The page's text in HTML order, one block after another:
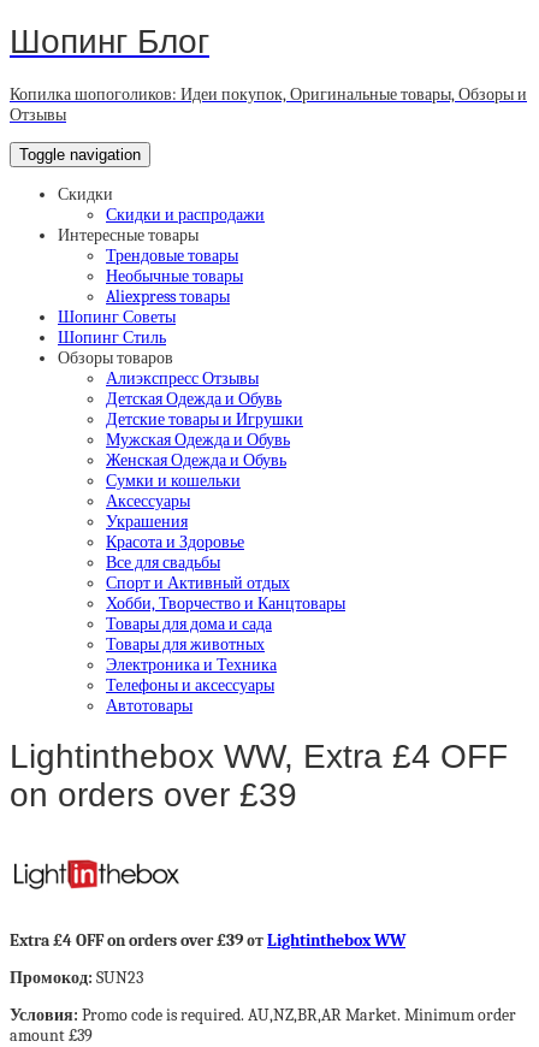
Шопинг Блог
Копилка шопоголиков: Идеи покупок, Оригинальные товары, Обзоры и
Отзывы
Toggle navigation
Скидки
Скидки и распродажи
Интересные товары
Трендовые товары
Необычные товары
Aliexpress товары
Шопинг Советы
Шопинг Стиль
Обзоры товаров
Алиэкспресс Отзывы
Детская Одежда и Обувь
Детские товары и Игрушки
Мужская Одежда и Обувь
Женская Одежда и Обувь
Сумки и кошельки
Аксессуары
Украшения
Красота и Здоровье
Все для свадьбы
Спорт и Активный отдых
Хобби, Творчество и Канцтовары
Товары для дома и сада
Товары для животных
Электроника и Техника
Телефоны и аксессуары
Автотовары
Lightinthebox WW, Extra £4 OFF
on orders over £39
Extra £4 OFF on orders over £39 отLightinthebox WW
Промокод: SUN23
Условия: Promo code is required. AU,NZ,BR,AR Market. Minimum order
amount £39